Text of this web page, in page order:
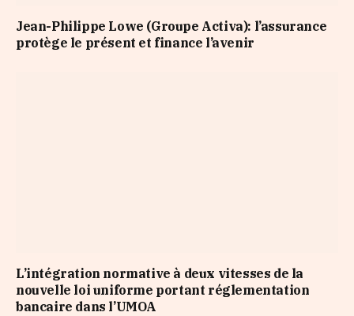
Jean-Philippe Lowe (Groupe Activa): l’assurance
protège le présent et finance l’avenir
L’intégration normative à deux vitesses de la
nouvelle loi uniforme portant réglementation
bancaire dans l’UMOA